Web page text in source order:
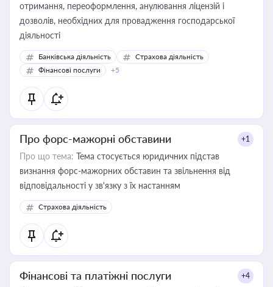
отримання, переоформлення, анулювання ліцензій і
дозволів, необхідних для провадження господарської
діяльності
Банківська діяльність
Страхова діяльність
Фінансові послуги
+5
Про форс-мажорні обставини +1
Про що тема: Тема стосується юридичних підстав
визнання форс-мажорних обставин та звільнення від
відповідальності у зв'язку з їх настанням
Страхова діяльність
Фінансові та платіжні послуги +4